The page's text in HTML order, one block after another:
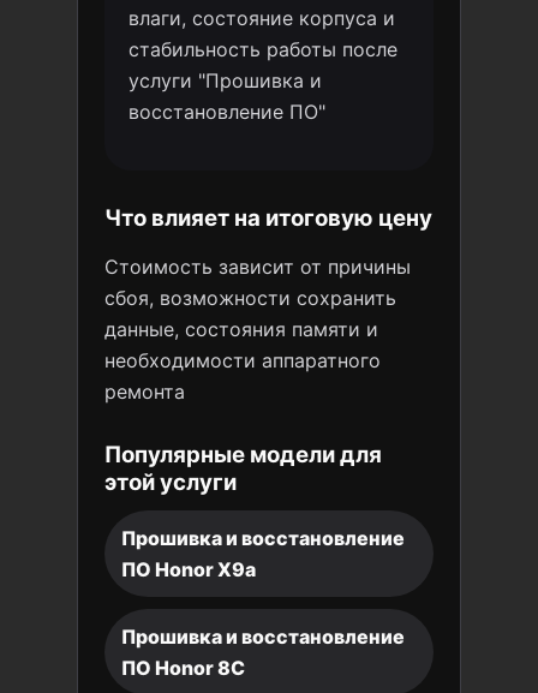
влаги, состояние корпуса и
стабильность работы после
услуги "Прошивка и
восстановление ПО"
Что влияет на итоговую цену
Стоимость зависит от причины
сбоя, возможности сохранить
данные, состояния памяти и
необходимости аппаратного
ремонта
Популярные модели для
этой услуги
Прошивка и восстановление
ПО Honor X9a
Прошивка и восстановление
ПО Honor 8C